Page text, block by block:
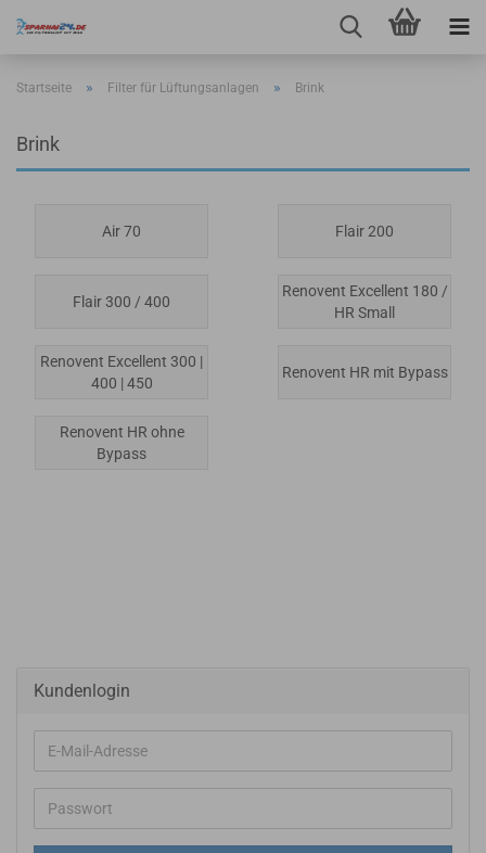
Startseite » Filter für Lüftungsanlagen » Brink
Brink
Air 70 Flair 200
Flair 300 / 400
Renovent Excellent 180 /
HR Small
Renovent Excellent 300 |
400 | 450
Renovent HR mit Bypass
Renovent HR ohne
Bypass
Kundenlogin
E-
Mail-
Adresse
Passwort